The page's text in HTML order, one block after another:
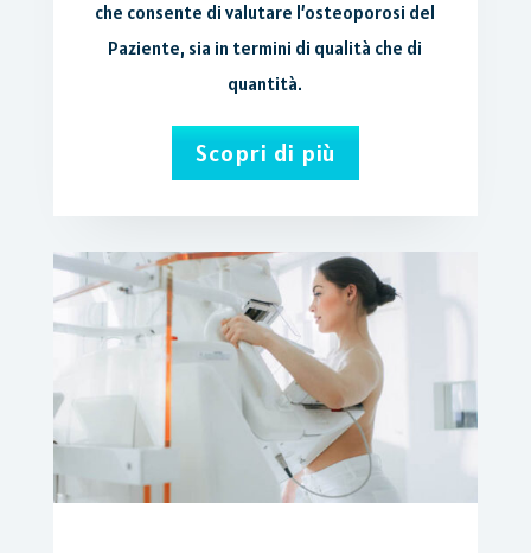
che consente di valutare l’osteoporosi del
Paziente, sia in termini di qualità che di
quantità.
Scopri di più